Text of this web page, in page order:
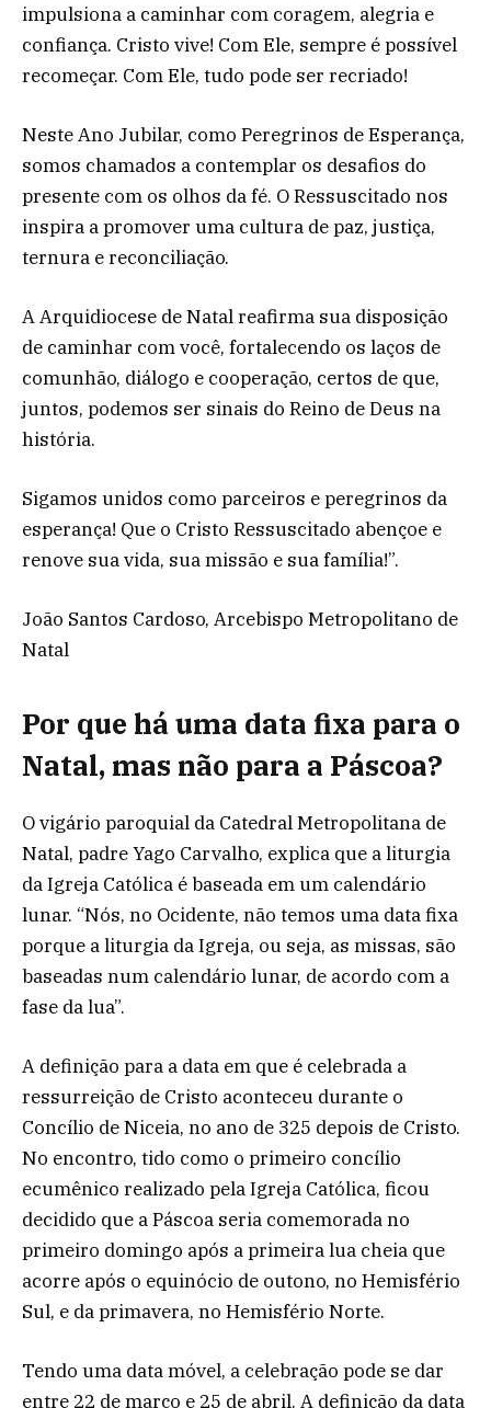
impulsiona a caminhar com coragem, alegria e
confiança. Cristo vive! Com Ele, sempre é possível
recomeçar. Com Ele, tudo pode ser recriado!
Neste Ano Jubilar, como Peregrinos de Esperança,
somos chamados a contemplar os desafios do
presente com os olhos da fé. O Ressuscitado nos
inspira a promover uma cultura de paz, justiça,
ternura e reconciliação.
A Arquidiocese de Natal reafirma sua disposição
de caminhar com você, fortalecendo os laços de
comunhão, diálogo e cooperação, certos de que,
juntos, podemos ser sinais do Reino de Deus na
história.
Sigamos unidos como parceiros e peregrinos da
esperança! Que o Cristo Ressuscitado abençoe e
renove sua vida, sua missão e sua família!”.
João Santos Cardoso, Arcebispo Metropolitano de
Natal
Por que há uma data fixa para o
Natal, mas não para a Páscoa?
O vigário paroquial da Catedral Metropolitana de
Natal, padre Yago Carvalho, explica que a liturgia
da Igreja Católica é baseada em um calendário
lunar. “Nós, no Ocidente, não temos uma data fixa
porque a liturgia da Igreja, ou seja, as missas, são
baseadas num calendário lunar, de acordo com a
fase da lua”.
A definição para a data em que é celebrada a
ressurreição de Cristo aconteceu durante o
Concílio de Niceia, no ano de 325 depois de Cristo.
No encontro, tido como o primeiro concílio
ecumênico realizado pela Igreja Católica, ficou
decidido que a Páscoa seria comemorada no
primeiro domingo após a primeira lua cheia que
acorre após o equinócio de outono, no Hemisfério
Sul, e da primavera, no Hemisfério Norte.
Tendo uma data móvel, a celebração pode se dar
entre 22 de março e 25 de abril. A definição da data